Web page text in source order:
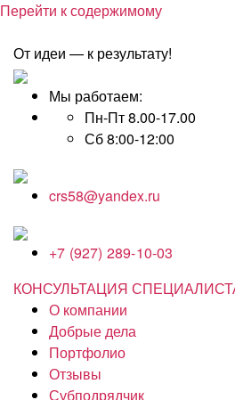
Перейти к содержимому
От идеи — к результату!
Мы работаем:
Пн-Пт 8.00-17.00
Сб 8:00-12:00
crs58@yandex.ru
+7 (927) 289-10-03
КОНСУЛЬТАЦИЯ
О компании
Добрые дела
Портфолио
Отзывы
Субподрядчик